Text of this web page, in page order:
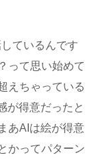
ているんです
って思い始めて
えちゃっている
が得意だったと
あAIは絵が得意
かってパターン